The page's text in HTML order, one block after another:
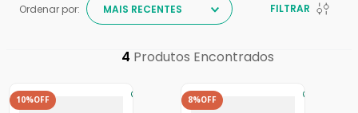
Ordenar por: MAIS RECENTES FILTRAR
4
10%OFF 8%OFF